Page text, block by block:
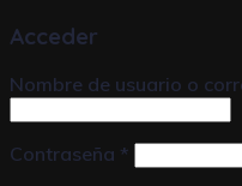
Acceder
Nombre de usuario o
Contraseña *